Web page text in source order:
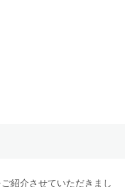
紹介させていただきまし